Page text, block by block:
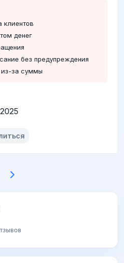
клиентов
денег
без предупреждения
из-за суммы